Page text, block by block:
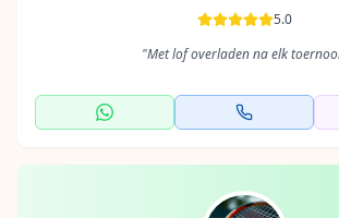
5.0
"Met lof overladen na elk